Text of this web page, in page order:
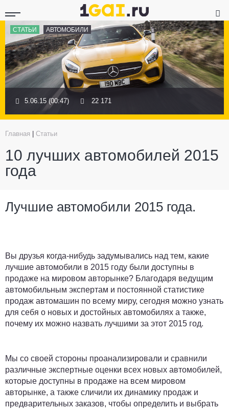
СТАТЬИ АВТОМОБИЛИ
5.06.15 (00:47) 22 171
Главная Статьи
10 лучших автомобилей 2015
года
Лучшие автомобили 2015 года.
Вы друзья когда-нибудь задумывались над тем, какие
лучшие автомобили в 2015 году были доступны в
продаже на мировом авторынке? Благодаря ведущим
автомобильным экспертам и постоянной статистике
продаж автомашин по всему миру, сегодня можно узнать
для себя о новых и достойных автомобилях а также,
почему их можно назвать лучшими за этот 2015 год.
Мы со своей стороны проанализировали и сравнили
различные экспертные оценки всех новых автомобилей,
которые доступны в продаже на всем мировом
авторынке, а также сличили их динамику продаж и
предварительных заказов, чтобы определить и выбрать